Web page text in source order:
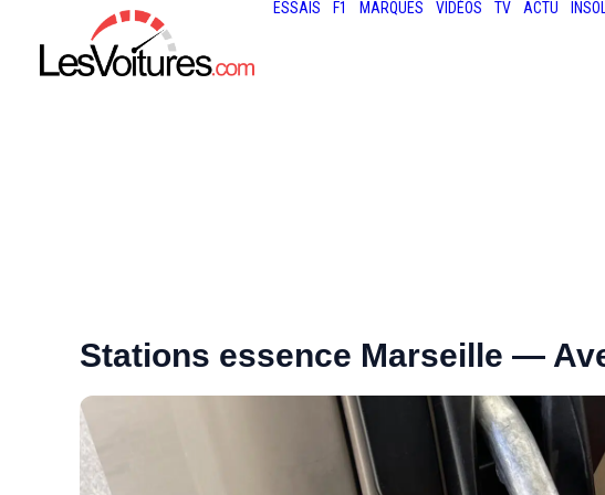
ESSAIS F1 MARQUES VIDÉOS TV ACTU
Stations essence Marseille —